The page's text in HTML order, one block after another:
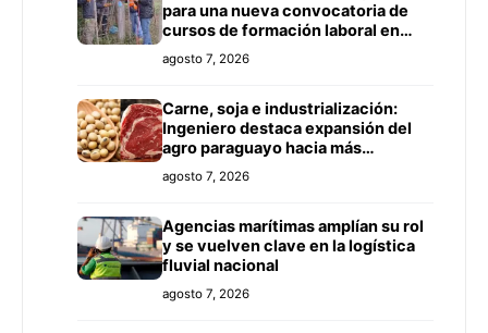
para una nueva convocatoria de
cursos de formación laboral en
Concepción
agosto 7, 2026
Carne, soja e industrialización:
Ingeniero destaca expansión del
agro paraguayo hacia más
mercados
agosto 7, 2026
Agencias marítimas amplían su rol
y se vuelven clave en la logística
fluvial nacional
agosto 7, 2026